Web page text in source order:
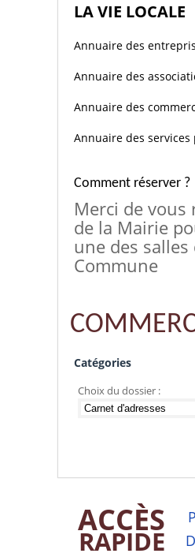
LA VIE LOCALE
Annuaire des
Annuaire des
Annuaire des
Annuaire des services
Comment réserver ?
Merci de vous
de la Mairie
une des salles
Commune
Catégories
Choix du dossier :
ACCÈS
RAPIDE